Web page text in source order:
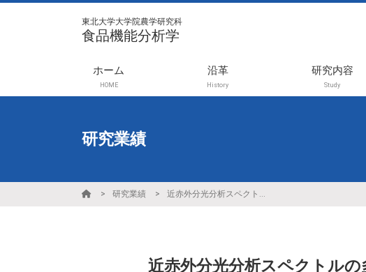
東北大学大学院農学研究科
食品機能分析学
ホーム
HOME
沿革
History
研究内容
Study
研究業績
研究業績 近赤外分光分析スペクトルの多変量解析によるオリーブオイルの酸化度予測
近赤外分光分析スペクトル